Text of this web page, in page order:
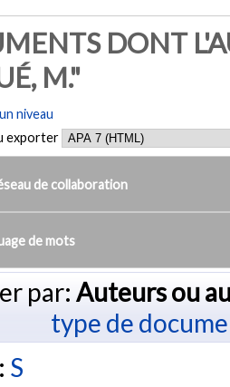
DONT
M."
niveau
exporter
de collaboration
de mots
par: Auteurs ou
type de
S